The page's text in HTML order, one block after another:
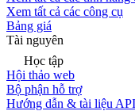
Xem tất cả các công cụ
Bảng giá
Tài nguyên
Học tập
Hội thảo web
Bộ phận hỗ trợ
Hướng dẫn & tài liệu API